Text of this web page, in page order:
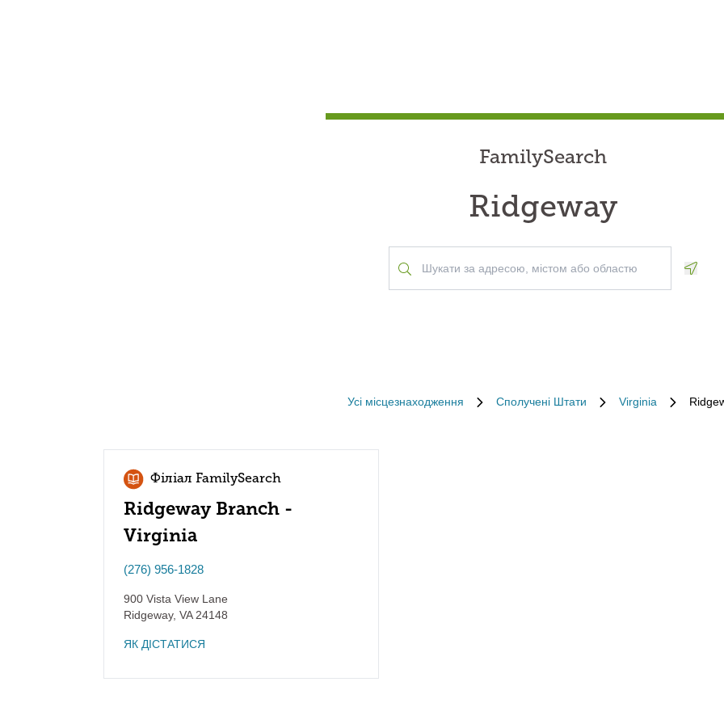
FamilySearch
Ridgeway
Усі місцезнаходження Сполучені Штати Virginia
Філіал FamilySearch
Ridgeway Branch -
Virginia
(276) 956-1828
900 Vista View Lane
Ridgeway, VA24148
ЯК ДІСТАТИСЯ